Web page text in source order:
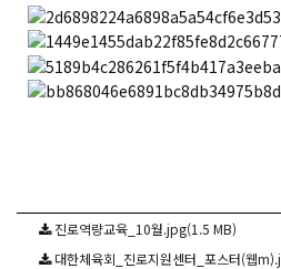
진로역량교육_10월.jpg(1.5 MB)
대한체육회_진로지원센터_포스터(웹